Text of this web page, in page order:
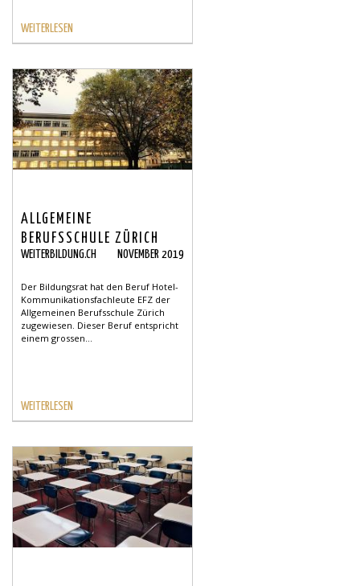
WEITERLESEN
ALLGEMEINE
BERUFSSCHULE ZÜRICH
BILDET NEU HOTEL-
AUS
WEITERBILDUNG.CH NOVEMBER 2019
Der Bildungsrat hat den Beruf Hotel-
Kommunikationsfachleute EFZ der
Allgemeinen Berufsschule Zürich
zugewiesen. Dieser Beruf entspricht
einem grossen...
WEITERLESEN